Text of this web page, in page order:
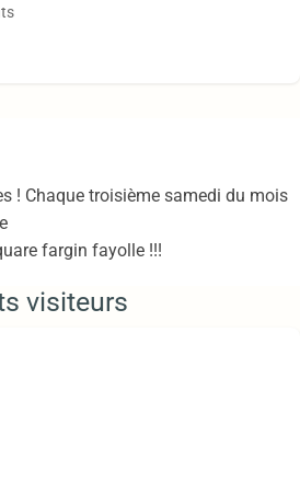
! Chaque troisième samedi du mois
fargin fayolle !!!
visiteurs